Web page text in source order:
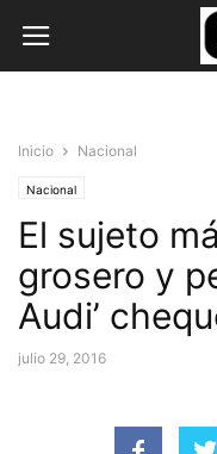
Inicio Nacional
Nacional
El sujeto
grosero y
Audi’
julio 29, 2016